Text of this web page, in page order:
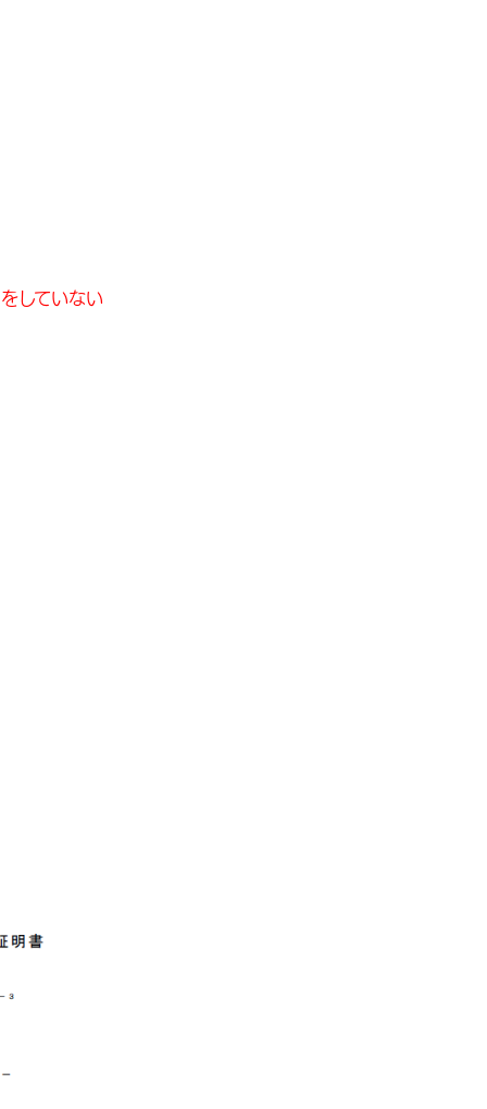
していない